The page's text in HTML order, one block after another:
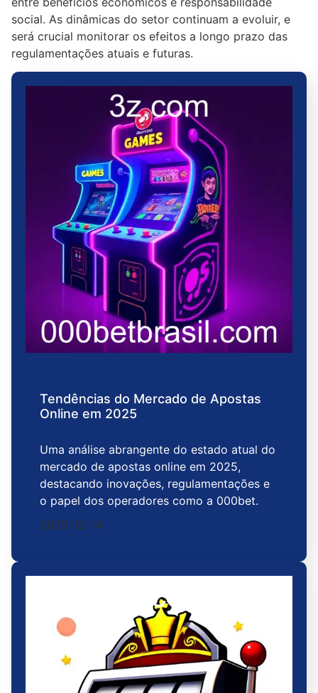
social. As dinâmicas do setor continuam a evoluir, e
será crucial monitorar os efeitos a longo prazo das
regulamentações atuais e futuras.
Tendências do Mercado de Apostas
Online em 2025
Uma análise abrangente do estado atual do
mercado de apostas online em 2025,
destacando inovações, regulamentações e
o papel dos operadores como a 000bet.
2025-12-14